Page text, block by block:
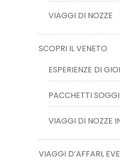
VIAGGI DI NOZZE
SCOPRI IL VENETO
ESPERIENZE DI
PACCHETTI
VIAGGI DI NOZZE
VIAGGI D’AFFARI,